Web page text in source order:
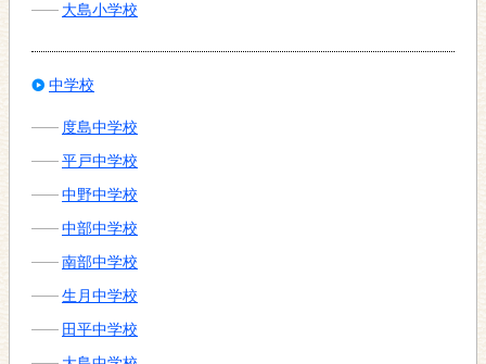
大島小学校
中学校
度島中学校
平戸中学校
中野中学校
中部中学校
南部中学校
生月中学校
田平中学校